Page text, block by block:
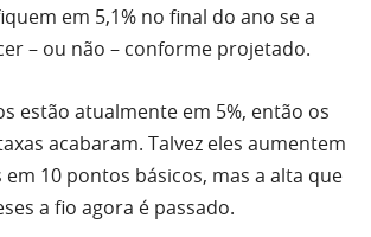
em 5,1% no final do ano se a
– ou não – conforme projetado.
estão atualmente em 5%, então os
acabaram. Talvez eles aumentem
10 pontos básicos, mas a alta que
a fio agora é passado.